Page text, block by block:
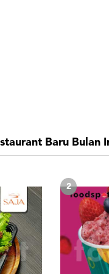
4
Baru Bulan
2